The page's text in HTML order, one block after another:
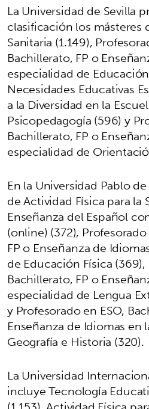
La Universidad de Sevilla
clasificación los másteres
Sanitaria (1.149),
Bachillerato, FP o
especialidad de
Necesidades Educativas
a la Diversidad en la
Psicopedagogía (596) y
Bachillerato, FP o
especialidad de
En la Universidad Pablo
de Actividad Física para la
Enseñanza del Español
(online) (372),
FP o Enseñanza de
de Educación Física
Bachillerato, FP o
especialidad de Lengua
y Profesorado en ESO,
Enseñanza de Idiomas en
Geografía e Historia (320).
La Universidad
incluye Tecnología